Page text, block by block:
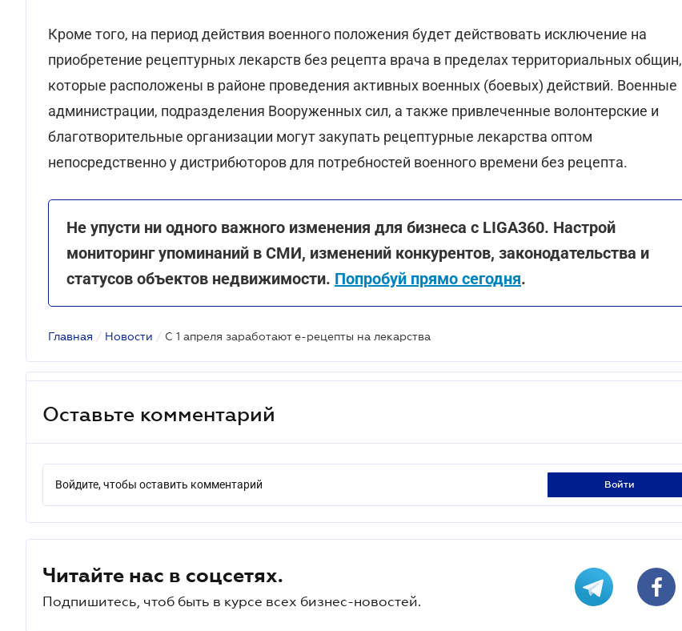
Кроме того, на период действия военного положения будет действовать исключение на
приобретение рецептурных лекарств без рецепта врача в пределах территориальных общин,
которые расположены в районе проведения активных военных (боевых) действий. Военные
администрации, подразделения Вооруженных сил, а также привлеченные волонтерские и
благотворительные организации могут закупать рецептурные лекарства оптом
непосредственно у дистрибюторов для потребностей военного времени без рецепта.
Не упусти ни одного важного изменения для бизнеса с LIGA360. Настрой
мониторинг упоминаний в СМИ, изменений конкурентов, законодательства и
статусов объектов недвижимости. Попробуй прямо сегодня.
Главная / Новости / С 1 апреля заработают е-рецепты на лекарства
Оставьте комментарий
Войдите, чтобы оставить комментарий войти
Читайте нас в соцсетях.
Подпишитесь, чтоб быть в курсе всех бизнес-новостей.